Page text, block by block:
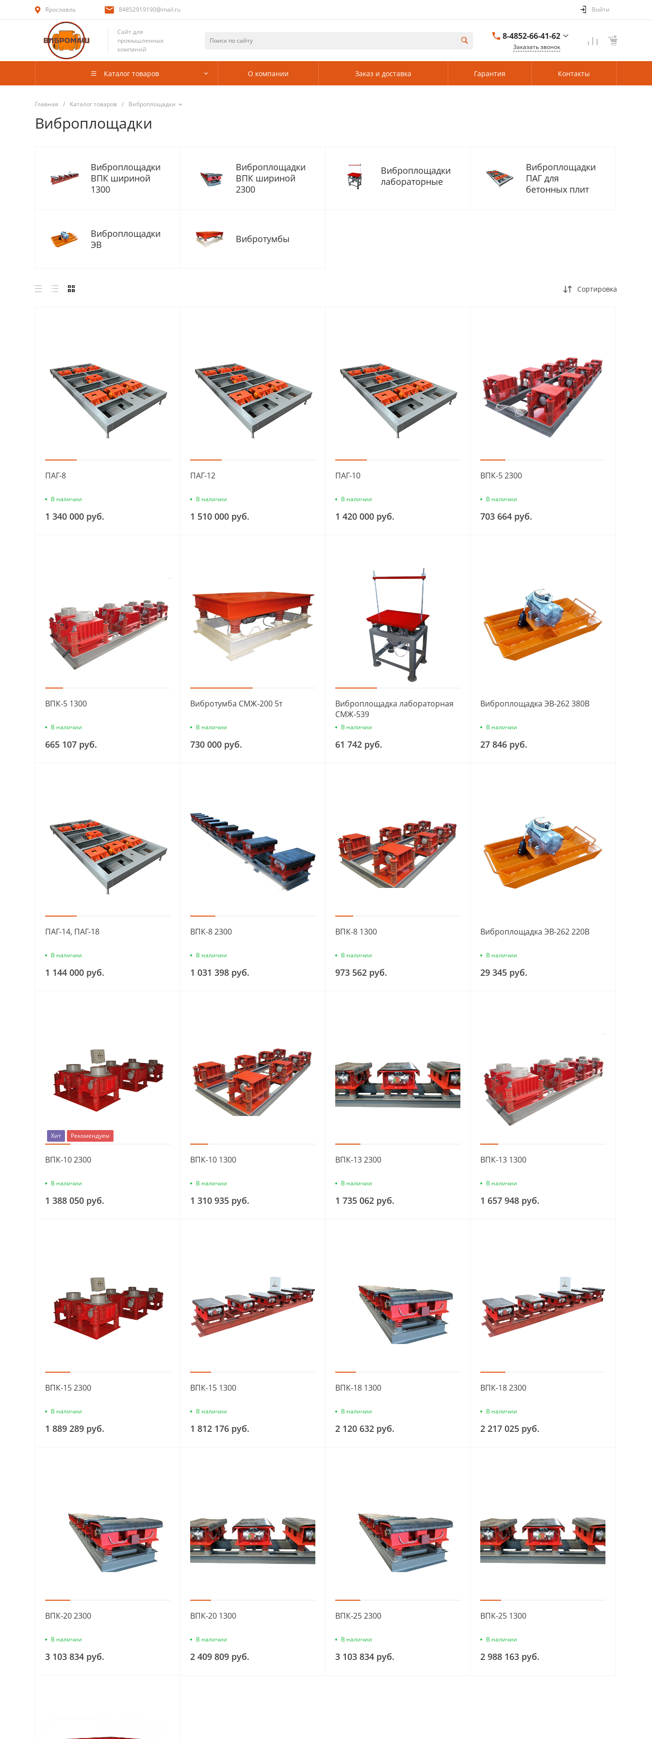
Ярославль 84852919190@mail.ru Войти
Сайт для
промышленных
компаний
8-4852-66-41-62
Ярославль
Пн-Пт: 08:00–17:00
Куземкино, мкр
Центральный, д. 12,
Заказать звонок
Каталог товаров О компании Заказ и доставка Гарантия Контакты
Главная / Каталог товаров / Виброплощадки
Виброплощадки
Виброплощадки
ВПК шириной
1300
Виброплощадки
ВПК шириной
2300
Виброплощадки
лабораторные
Виброплощадки
ПАГ для
бетонных плит
Виброплощадки
ЭВ
Вибротумбы
Сортировка
ПАГ-8
В наличии
1 340 000 руб.
ПАГ-12
В наличии
1 510 000 руб.
ПАГ-10
В наличии
1 420 000 руб.
ВПК-5 2300
В наличии
703 664 руб.
ВПК-5 1300
В наличии
665 107 руб.
Вибротумба СМЖ-200 5т
В наличии
730 000 руб.
Виброплощадка лабораторная
СМЖ-539
В наличии
61 742 руб.
Виброплощадка ЭВ-262 380В
В наличии
27 846 руб.
ПАГ-14, ПАГ-18
В наличии
1 144 000 руб.
ВПК-8 2300
В наличии
1 031 398 руб.
ВПК-8 1300
В наличии
973 562 руб.
Виброплощадка ЭВ-262 220В
В наличии
29 345 руб.
Хит Рекомендуем
ВПК-10 2300
В наличии
1 388 050 руб.
ВПК-10 1300
В наличии
1 310 935 руб.
ВПК-13 2300
В наличии
1 735 062 руб.
ВПК-13 1300
В наличии
1 657 948 руб.
ВПК-15 2300
В наличии
1 889 289 руб.
ВПК-15 1300
В наличии
1 812 176 руб.
ВПК-18 1300
В наличии
2 120 632 руб.
ВПК-18 2300
В наличии
2 217 025 руб.
ВПК-20 2300
В наличии
3 103 834 руб.
ВПК-20 1300
В наличии
2 409 809 руб.
ВПК-25 2300
В наличии
3 103 834 руб.
ВПК-25 1300
В наличии
2 988 163 руб.